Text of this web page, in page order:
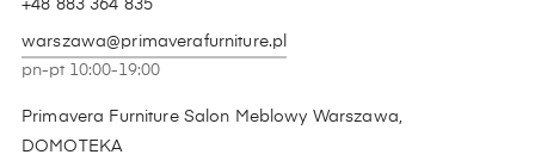
+48 883 364 835
warszawa@primaverafurniture.pl
pn-pt 10:00-19:00
Primavera Furniture Salon Meblowy Warszawa,
DOMOTEKA